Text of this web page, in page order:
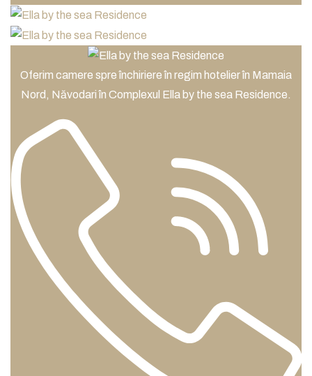
Oferim camere spre închiriere în regim hotelier în Mamaia
Nord, Năvodari în Complexul Ella by the sea Residence.